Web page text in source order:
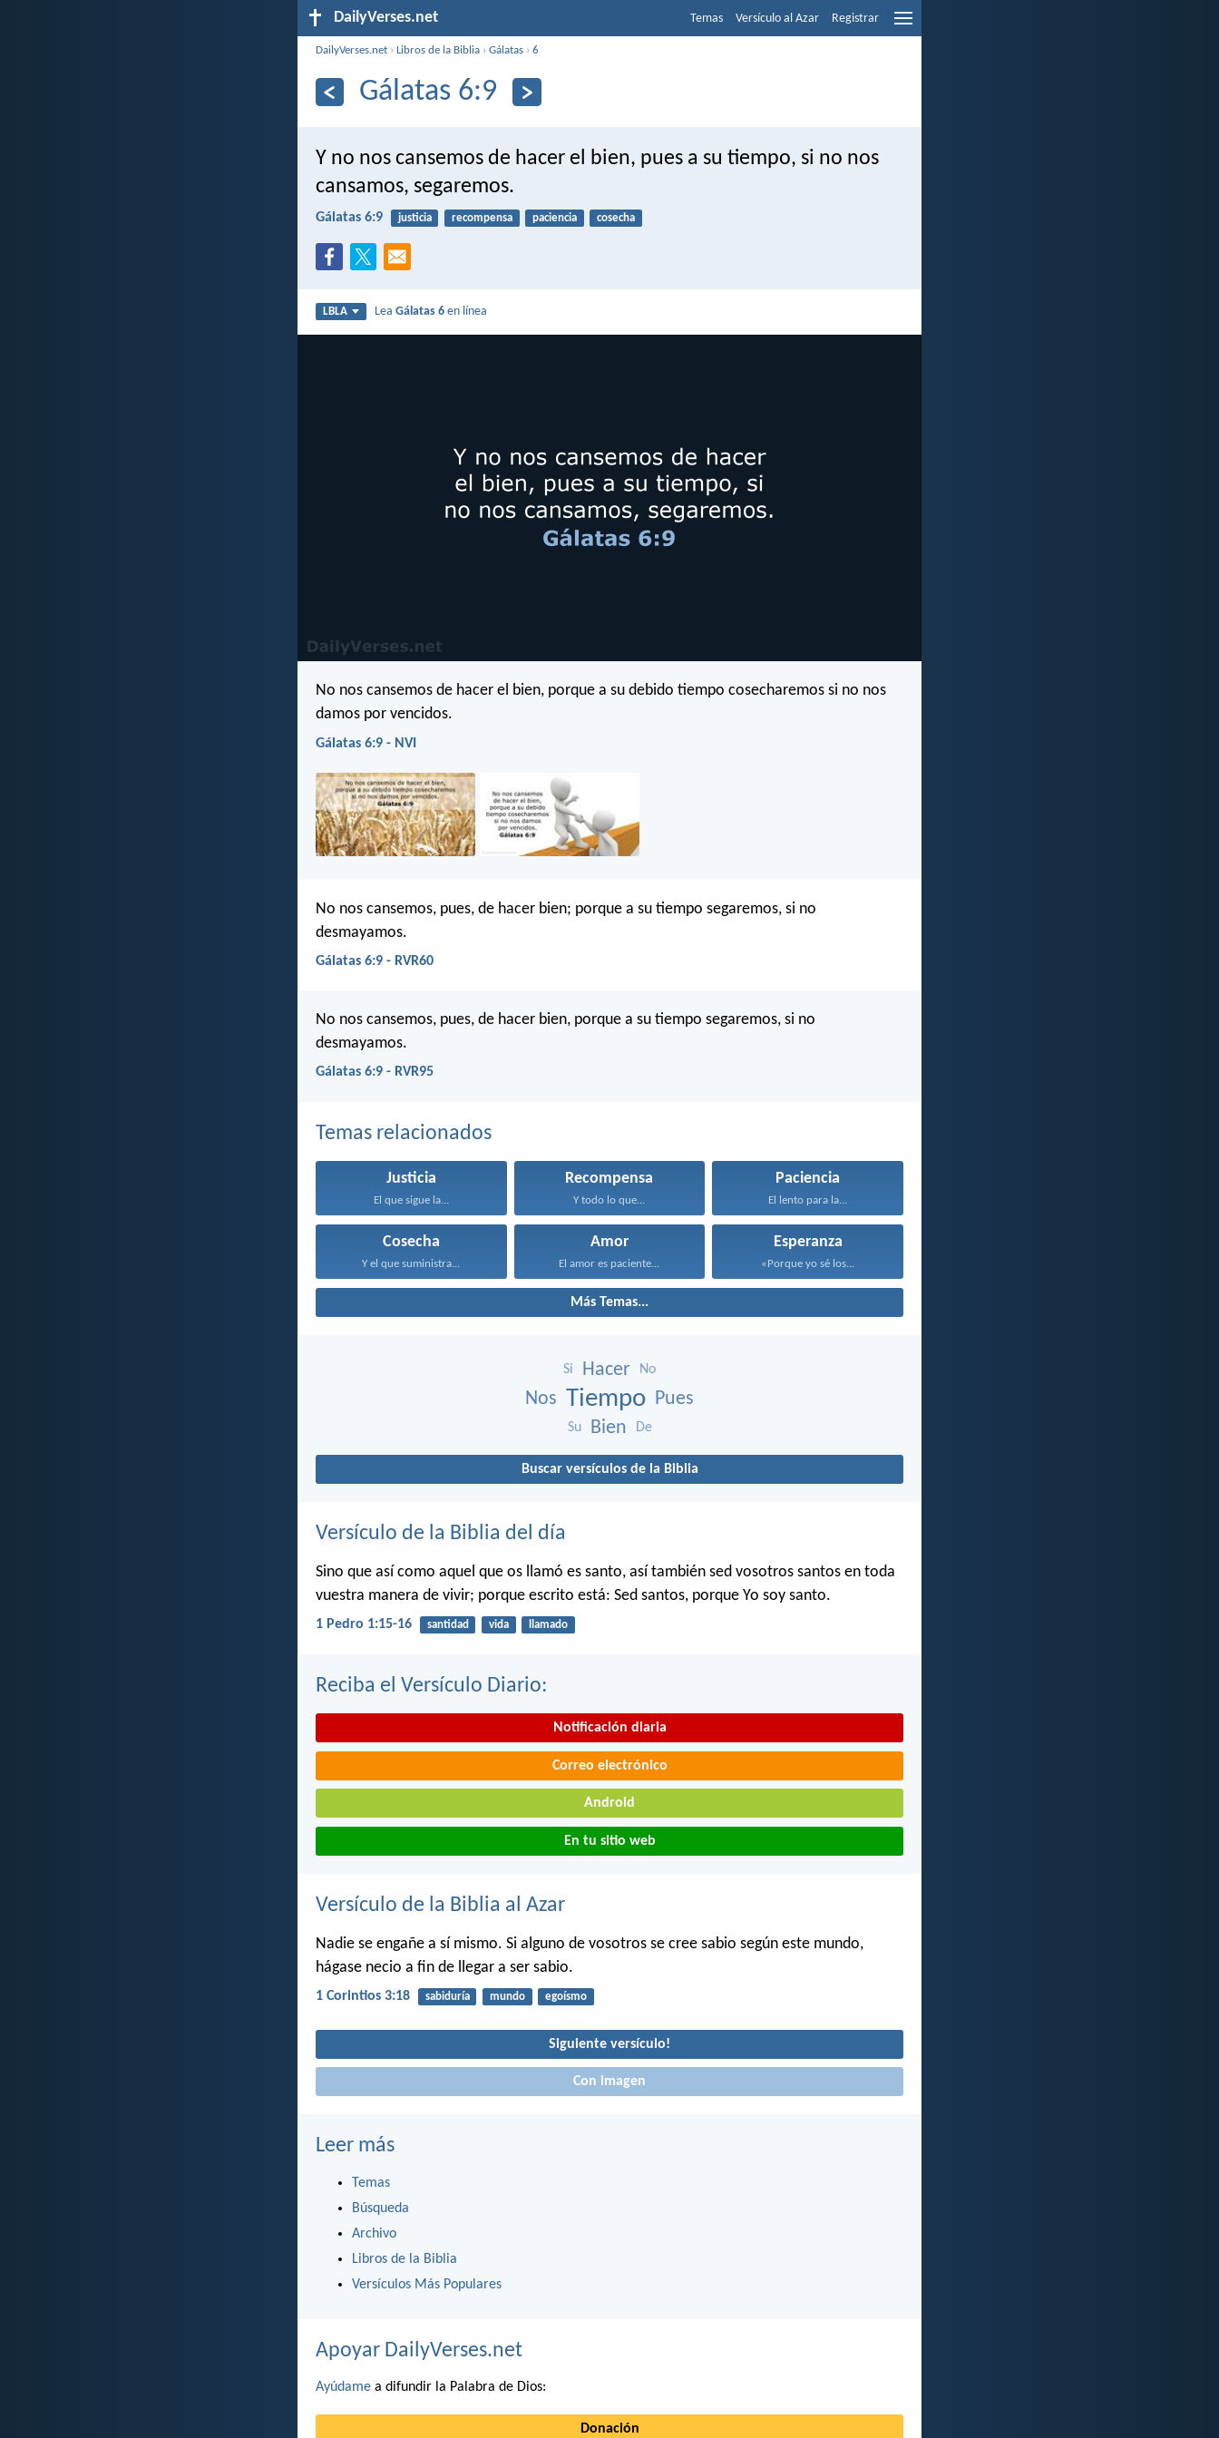
DailyVerses.net Temas Versículo al Azar Registrar
DailyVerses.net ›Libros de la Biblia ›Gálatas ›6
Gálatas 6:9
Y no nos cansemos de hacer el bien, pues a su tiempo, si no nos
cansamos, segaremos.
Gálatas 6:9 justicia recompensa paciencia cosecha
LBLA LeaGálatas 6 en línea
No nos cansemos de hacer el bien, porque a su debido tiempo cosecharemos si no nos
damos por vencidos.
Gálatas 6:9 - NVI
No nos cansemos, pues, de hacer bien; porque a su tiempo segaremos, si no
desmayamos.
Gálatas 6:9 - RVR60
No nos cansemos, pues, de hacer bien, porque a su tiempo segaremos, si no
desmayamos.
Gálatas 6:9 - RVR95
Temas relacionados
Justicia
El que sigue la...
Recompensa
Y todo lo que...
Paciencia
El lento para la...
Cosecha
Y el que suministra...
Amor
El amor es paciente...
Esperanza
«Porque yo sé los...
Más Temas...
Si Hacer No
Nos Tiempo Pues
Su Bien De
Buscar versículos de la Biblia
Versículo de la Biblia del día
Sino que así como aquel que os llamó es santo, así también sed vosotros santos en toda
vuestra manera de vivir; porque escrito está: Sed santos, porque Yo soy santo.
1 Pedro 1:15-16 santidad vida llamado
Reciba el Versículo Diario:
Notificación diaria
Correo electrónico
Android
En tu sitio web
Versículo de la Biblia al Azar
Nadie se engañe a sí mismo. Si alguno de vosotros se cree sabio según este mundo,
hágase necio a fin de llegar a ser sabio.
1 Corintios 3:18 sabiduría mundo egoísmo
Siguiente versículo!
Con imagen
Leer más
Temas
Búsqueda
Archivo
Libros de la Biblia
Versículos Más Populares
Apoyar DailyVerses.net
Ayúdame a difundir la Palabra de Dios:
Donación